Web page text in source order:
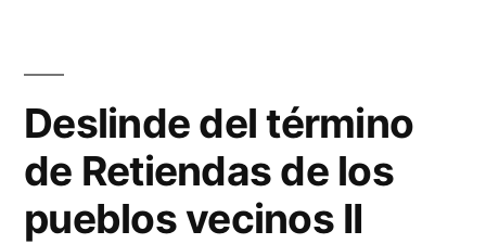
Deslinde del término
de Retiendas de los
pueblos vecinos II